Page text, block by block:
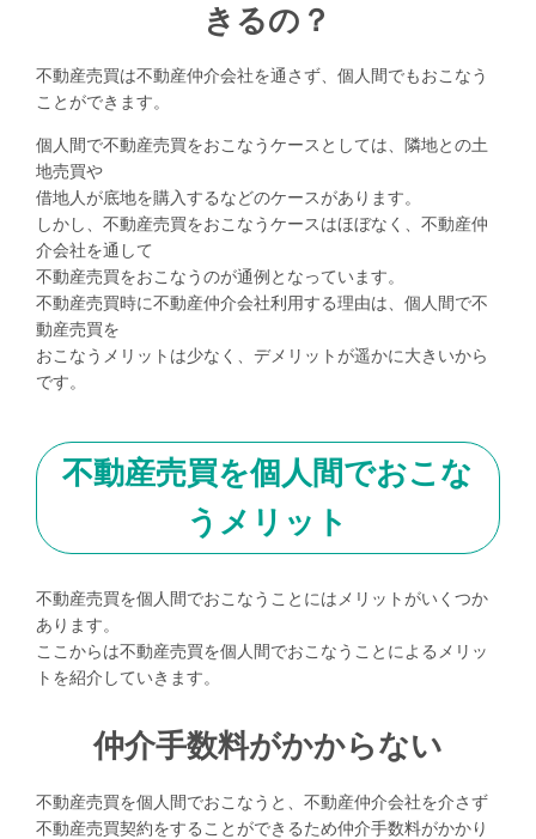
きるの？
不動産売買は不動産仲介会社を通さず、個人間でもおこなう
ことができます。
個人間で不動産売買をおこなうケースとしては、隣地との土
地売買や
借地人が底地を購入するなどのケースがあります。
しかし、不動産売買をおこなうケースはほぼなく、不動産仲
介会社を通して
不動産売買をおこなうのが通例となっています。
不動産売買時に不動産仲介会社利用する理由は、個人間で不
動産売買を
おこなうメリットは少なく、デメリットが遥かに大きいから
です。
不動産売買を個人間でおこな
うメリット
不動産売買を個人間でおこなうことにはメリットがいくつか
あります。
ここからは不動産売買を個人間でおこなうことによるメリッ
トを紹介していきます。
仲介手数料がかからない
不動産売買を個人間でおこなうと、不動産仲介会社を介さず
不動産売買契約をすることができるため仲介手数料がかかり